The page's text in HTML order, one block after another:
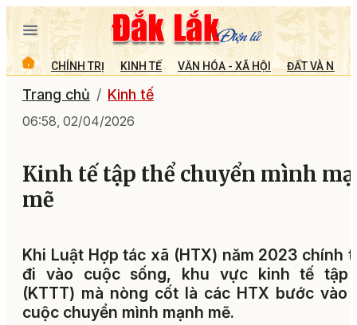
CHÍNH TRỊ KINH TẾ VĂN HÓA - XÃ HỘI ĐẤT VÀ
Trang chủ Kinh tế
06:58, 02/04/2026
Kinh tế tập thể chuyển mình
mẽ
Khi Luật Hợp tác xã (HTX) năm 2023 chính
đi vào cuộc sống, khu vực kinh tế tập
(KTTT) mà nòng cốt là các HTX bước vào
cuộc chuyển mình mạnh mẽ.